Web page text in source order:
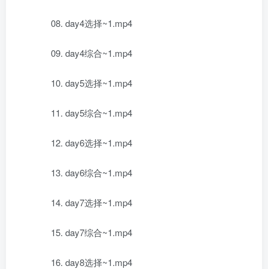
08. day4选择~1.mp4
09. day4综合~1.mp4
10. day5选择~1.mp4
11. day5综合~1.mp4
12. day6选择~1.mp4
13. day6综合~1.mp4
14. day7选择~1.mp4
15. day7综合~1.mp4
16. day8选择~1.mp4